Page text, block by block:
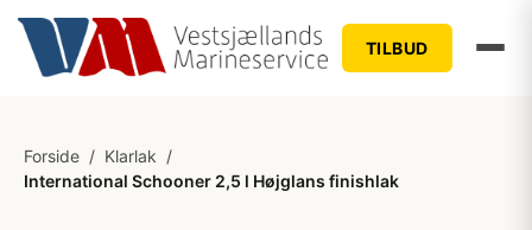
TILBUD
Forside / Klarlak /
International Schooner 2,5 l Højglans finishlak